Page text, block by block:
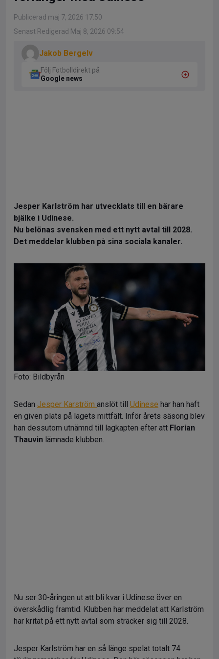
Publicerad maj 7, 2026 17:50
Senast Redigerad Maj 8, 2026 09:54
Jakob Bergelv
Följ Fotbolldirekt på
Google news
Jesper Karlström har utvecklats till en bärare
bjälke i Udinese.
Nu belönas svensken med ett nytt avtal till 2028.
Det meddelar klubben på sina sociala kanaler.
Foto: Bildbyrån
Sedan Jesper Karström anslöt till Udinese har han haft
en given plats på lagets mittfält. Inför årets säsong blev
han dessutom utnämnd till lagkapten efter att Florian
Thauvin lämnade klubben.
Nu ser 30-åringen ut att bli kvar i Udinese över en
överskådlig framtid. Klubben har meddelat att Karlström
har kritat på ett nytt avtal som sträcker sig till 2028.
Jesper Karlström har en så länge spelat totalt 74